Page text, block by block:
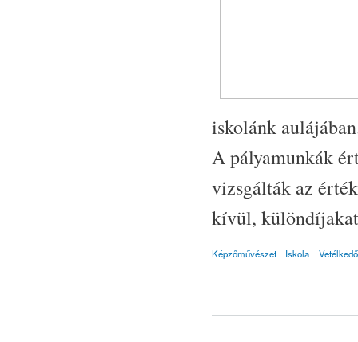
iskolánk
A pályamunkák
vizsgálták az
kívül,
Képzőművészet Iskola Vetélkedő